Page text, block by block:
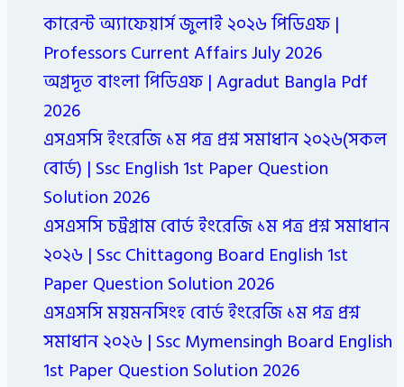
কারেন্ট অ্যাফেয়ার্স জুলাই ২০২৬ পিডিএফ |
Professors Current Affairs July 2026
অগ্রদূত বাংলা পিডিএফ | Agradut Bangla Pdf
2026
এসএসসি ইংরেজি ১ম পত্র প্রশ্ন সমাধান ২০২৬(সকল
বোর্ড) | Ssc English 1st Paper Question
Solution 2026
এসএসসি চট্রগ্রাম বোর্ড ইংরেজি ১ম পত্র প্রশ্ন সমাধান
২০২৬ | Ssc Chittagong Board English 1st
Paper Question Solution 2026
এসএসসি ময়মনসিংহ বোর্ড ইংরেজি ১ম পত্র প্রশ্ন
সমাধান ২০২৬ | Ssc Mymensingh Board English
1st Paper Question Solution 2026